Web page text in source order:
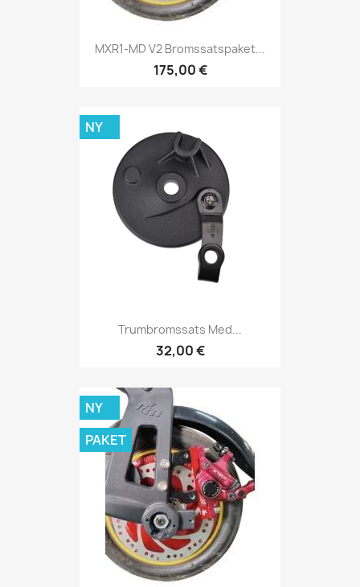
MXR1-MD V2 Bromssatspaket...
175,00 €
Trumbromssats Med...
32,00 €
NY
NY
PAKET